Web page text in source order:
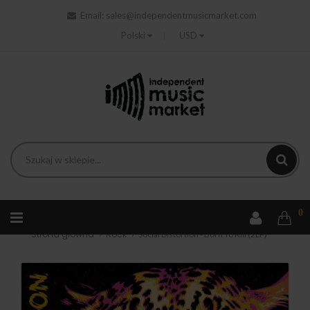
Email:
sales@independentmusicmarket.com
Polski
USD
0
Strona główna Rock Social Distortion - Born To Kill (2LP)